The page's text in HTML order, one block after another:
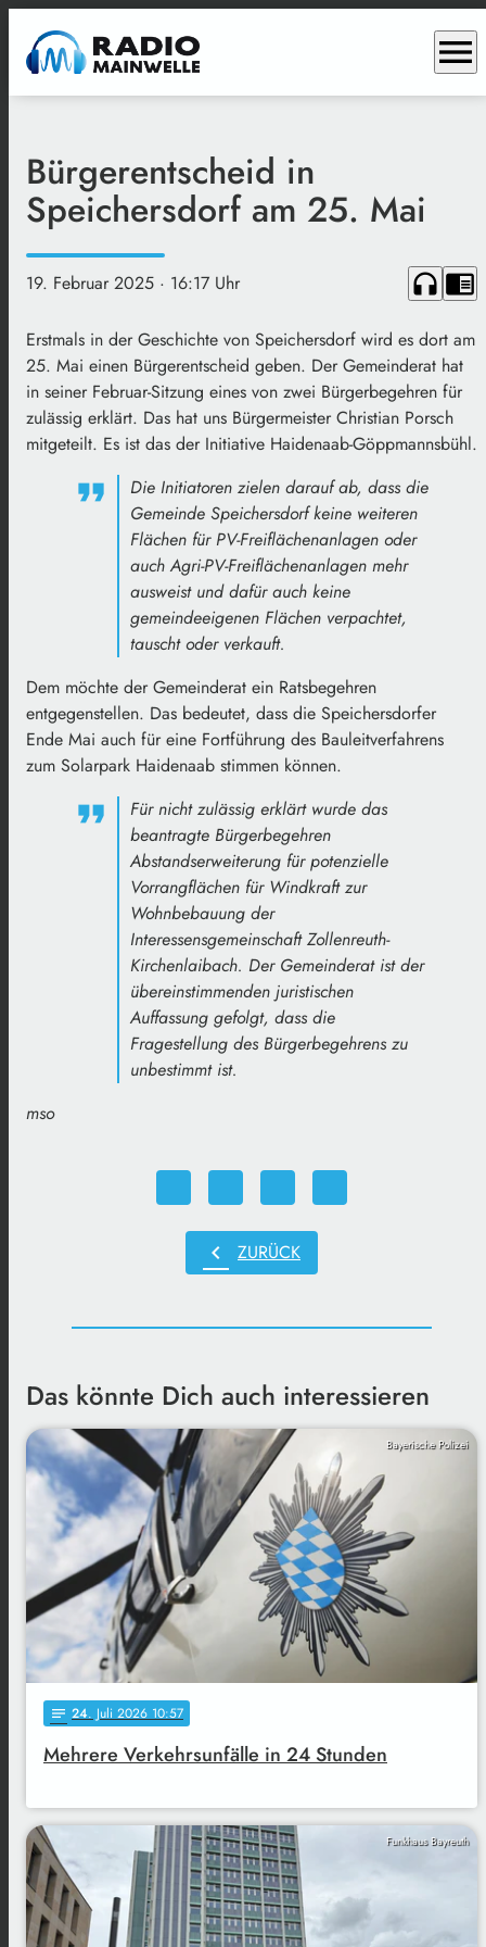
menu
Bürgerentscheid in
Speichersdorf am 25. Mai
19. Februar 2025 · 16:17 Uhr headphones chrome_reader_mode
Erstmals in der Geschichte von Speichersdorf wird es dort am
25. Mai einen Bürgerentscheid geben. Der Gemeinderat hat
in seiner Februar-Sitzung eines von zwei Bürgerbegehren für
zulässig erklärt. Das hat uns Bürgermeister Christian Porsch
mitgeteilt. Es ist das der Initiative Haidenaab-Göppmannsbühl.
Die Initiatoren zielen darauf ab, dass die
Gemeinde Speichersdorf keine weiteren
Flächen für PV-Freiflächenanlagen oder
auch Agri-PV-Freiflächenanlagen mehr
ausweist und dafür auch keine
gemeindeeigenen Flächen verpachtet,
tauscht oder verkauft.
Dem möchte der Gemeinderat ein Ratsbegehren
entgegenstellen. Das bedeutet, dass die Speichersdorfer
Ende Mai auch für eine Fortführung des Bauleitverfahrens
zum Solarpark Haidenaab stimmen können.
Für nicht zulässig erklärt wurde das
beantragte Bürgerbegehren
Abstandserweiterung für potenzielle
Vorrangflächen für Windkraft zur
Wohnbebauung der
Interessensgemeinschaft Zollenreuth-
Kirchenlaibach. Der Gemeinderat ist der
übereinstimmenden juristischen
Auffassung gefolgt, dass die
Fragestellung des Bürgerbegehrens zu
unbestimmt ist.
mso
chevron_left ZURÜCK
Das könnte Dich auch interessieren
Bayerische Polizei
notes 24. Juli 2026 10:57
Mehrere Verkehrsunfälle in 24 Stunden
Funkhaus Bayreuth